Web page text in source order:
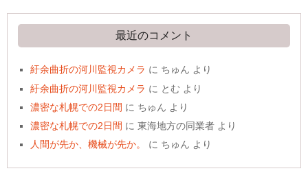
最近のコメント
紆余曲折の河川監視カメラ に ちゅん より
紆余曲折の河川監視カメラ に とむ より
濃密な札幌での2日間 に ちゅん より
濃密な札幌での2日間 に東海地方の同業者 より
人間が先か、機械が先か。
に ちゅん より